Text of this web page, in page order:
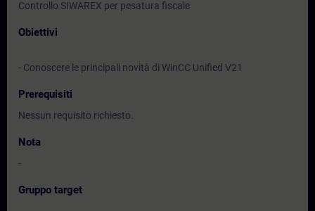
Controllo SIWAREX per pesatura fiscale
Obiettivi
- Conoscere le principali novità di WinCC Unified V21
Prerequisiti
Nessun requisito richiesto.
Nota
-
Gruppo target